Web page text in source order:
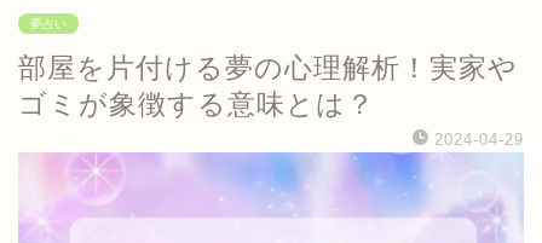
夢占い
部屋を片付ける夢の心理解析！実家や
ゴミが象徴する意味とは？
2024-04-29